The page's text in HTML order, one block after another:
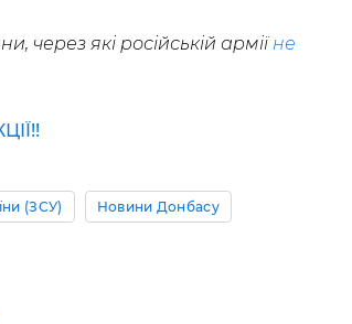
через які російській армії не
(ЗСУ) Новини Донбасу